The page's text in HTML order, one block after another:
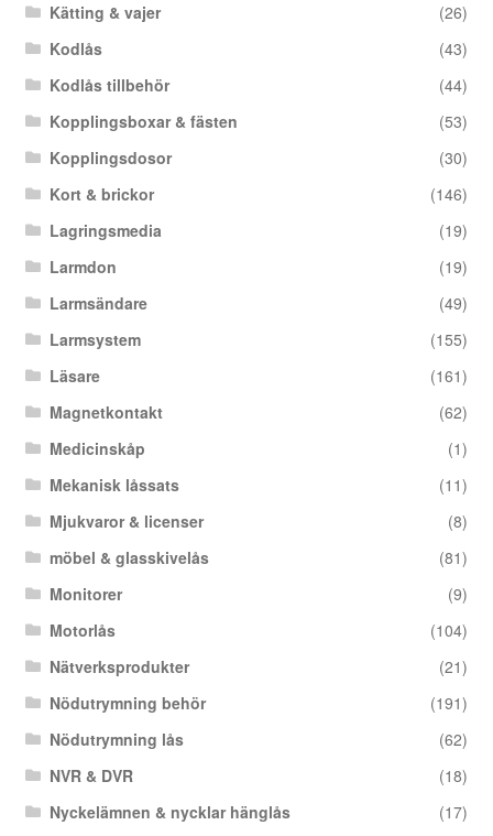
Kätting & vajer
(26)
Kodlås
(43)
Kodlås tillbehör
(44)
Kopplingsboxar & fästen
(53)
Kopplingsdosor
(30)
Kort & brickor
(146)
Lagringsmedia
(19)
Larmdon
(19)
Larmsändare
(49)
Larmsystem
(155)
Läsare
(161)
Magnetkontakt
(62)
Medicinskåp
(1)
Mekanisk låssats
(11)
Mjukvaror & licenser
(8)
möbel & glasskivelås
(81)
Monitorer
(9)
Motorlås
(104)
Nätverksprodukter
(21)
Nödutrymning behör
(191)
Nödutrymning lås
(62)
NVR & DVR
(18)
Nyckelämnen & nycklar hänglås
(17)